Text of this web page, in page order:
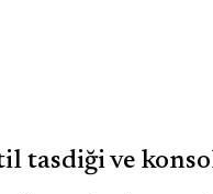
tasdiği ve